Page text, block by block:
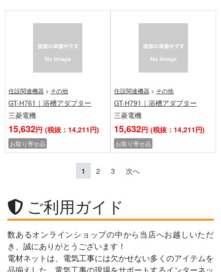
住設関連機器 > その他
GT-H761｜浴槽アダプター
三菱電機
15,632円 (税抜：14,211円)
お取り寄せ品
住設関連機器 > その他
GT-H791｜浴槽アダプター
三菱電機
15,632円 (税抜：14,211円)
お取り寄せ品
1 2 3 次へ
ご利用ガイド
数あるオンラインショップの中から当店へお越しいただ
き、誠にありがとうございます！
電材ネットは、電気工事には欠かせない多くのアイテムを
品揃えした、電気工事の現場をサポートするインターネッ